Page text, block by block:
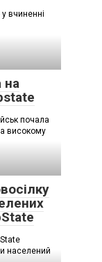
вчиненні
на
почала
високому
населений